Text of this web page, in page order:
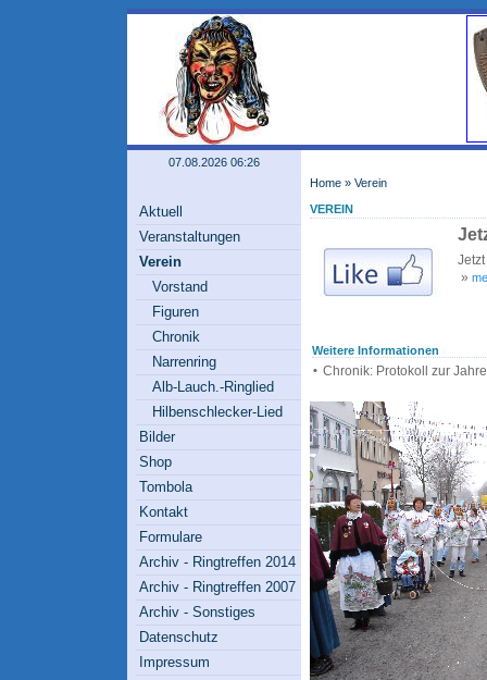
07.08.2026 06:26
Aktuell
Veranstaltungen
Verein
Vorstand
Figuren
Chronik
Narrenring
Alb-Lauch.-Ringlied
Hilbenschlecker-Lied
Bilder
Shop
Tombola
Kontakt
Formulare
Archiv - Ringtreffen 2014
Archiv - Ringtreffen 2007
Archiv - Sonstiges
Datenschutz
Impressum
Home » Verein
VEREIN
»
Weitere Informationen
• Chronik: Protokoll zur